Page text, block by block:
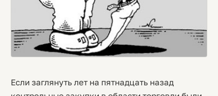
Если заглянуть лет на пятнадцать назад